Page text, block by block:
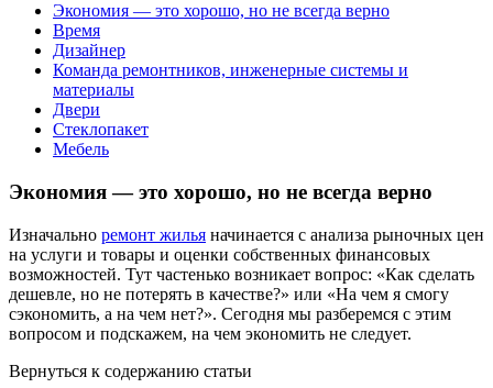
Экономия — это хорошо, но не всегда верно
Время
Дизайнер
Команда ремонтников, инженерные системы и
материалы
Двери
Стеклопакет
Мебель
Экономия — это хорошо, но не всегда верно
Изначально ремонт жилья начинается с анализа рыночных цен
на услуги и товары и оценки собственных финансовых
возможностей. Тут частенько возникает вопрос: «Как сделать
дешевле, но не потерять в качестве?» или «На чем я смогу
сэкономить, а на чем нет?». Сегодня мы разберемся с этим
вопросом и подскажем, на чем экономить не следует.
Вернуться к содержанию статьи